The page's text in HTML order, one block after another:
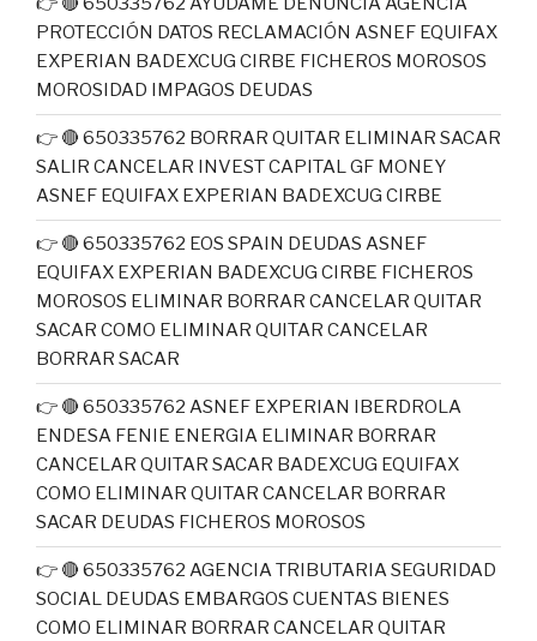
PROTECCIÓN DATOS RECLAMACIÓN ASNEF EQUIFAX
EXPERIAN BADEXCUG CIRBE FICHEROS MOROSOS
MOROSIDAD IMPAGOS DEUDAS
👉 🔴 650335762 BORRAR QUITAR ELIMINAR SACAR
SALIR CANCELAR INVEST CAPITAL GF MONEY
ASNEF EQUIFAX EXPERIAN BADEXCUG CIRBE
👉 🔴 650335762 EOS SPAIN DEUDAS ASNEF
EQUIFAX EXPERIAN BADEXCUG CIRBE FICHEROS
MOROSOS ELIMINAR BORRAR CANCELAR QUITAR
SACAR COMO ELIMINAR QUITAR CANCELAR
BORRAR SACAR
👉 🔴 650335762 ASNEF EXPERIAN IBERDROLA
ENDESA FENIE ENERGIA ELIMINAR BORRAR
CANCELAR QUITAR SACAR BADEXCUG EQUIFAX
COMO ELIMINAR QUITAR CANCELAR BORRAR
SACAR DEUDAS FICHEROS MOROSOS
👉 🔴 650335762 AGENCIA TRIBUTARIA SEGURIDAD
SOCIAL DEUDAS EMBARGOS CUENTAS BIENES
COMO ELIMINAR BORRAR CANCELAR QUITAR